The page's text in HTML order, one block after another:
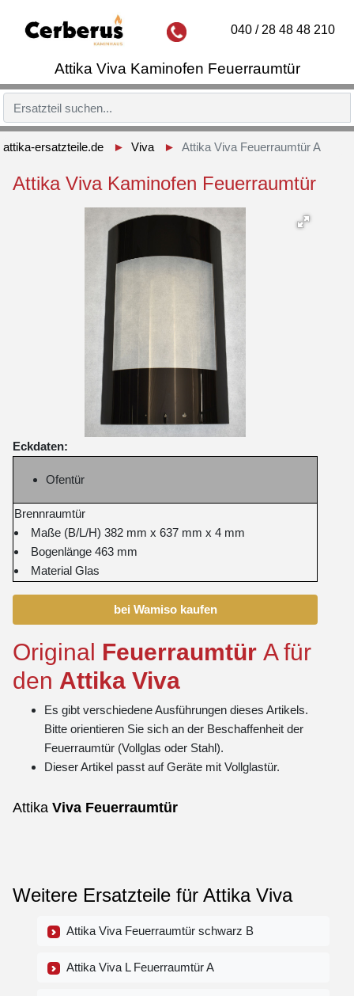
Attika Viva Kaminofen Feuerraumtür
040 / 28 48 48 210
attika-ersatzteile.de Viva Attika Viva Feuerraumtür A
Attika Viva Kaminofen Feuerraumtür
Eckdaten:
Ofentür
Brennraumtür
Maße (B/L/H) 382 mm x 637 mm x 4 mm
Bogenlänge 463 mm
Material Glas
bei Wamiso kaufen
Original Feuerraumtür A für
den Attika Viva
Es gibt verschiedene Ausführungen dieses Artikels.
Bitte orientieren Sie sich an der Beschaffenheit der
Feuerraumtür (Vollglas oder Stahl).
Dieser Artikel passt auf Geräte mit Vollglastür.
Attika Viva Feuerraumtür
Weitere Ersatzteile für Attika Viva
Attika Viva Feuerraumtür schwarz B
Attika Viva L Feuerraumtür A